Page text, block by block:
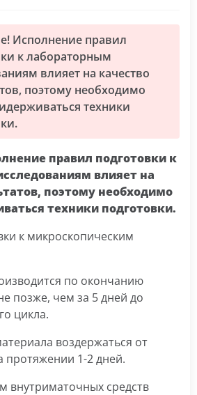
Исполнение правил
к лабораторным
влияет на качество
поэтому необходимо
техники
правил подготовки к
влияет на
поэтому необходимо
техники подготовки.
к микроскопическим
по окончанию
позже, чем за 5 дней до
цикла.
воздержаться от
протяжении 1-2 дней.
внутриматочных средств